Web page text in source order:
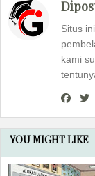
Situs
kami
YOU MIGHT LIKE